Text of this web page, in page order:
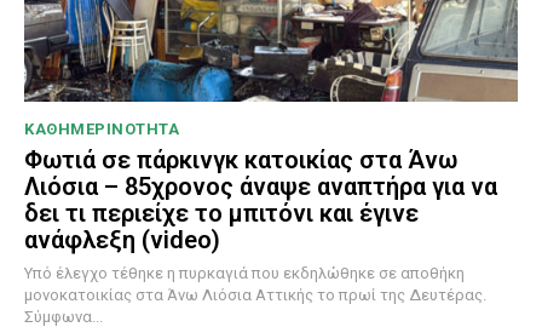
ΚΑΘΗΜΕΡΙΝΟΤΗΤΑ
Φωτιά σε πάρκινγκ κατοικίας στα Άνω
Λιόσια – 85χρονος άναψε αναπτήρα για να
δει τι περιείχε το μπιτόνι και έγινε
ανάφλεξη (video)
Υπό έλεγχο τέθηκε η πυρκαγιά που εκδηλώθηκε σε αποθήκη
μονοκατοικίας στα Άνω Λιόσια Αττικής το πρωί της Δευτέρας.
Σύμφωνα...